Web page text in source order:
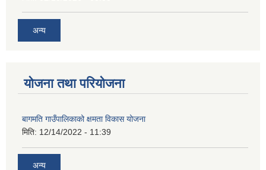
अन्य
योजना तथा परियोजना
बागमति गाउँपालिकाको क्षमता विकास योजना
मिति: 12/14/2022 - 11:39
अन्य